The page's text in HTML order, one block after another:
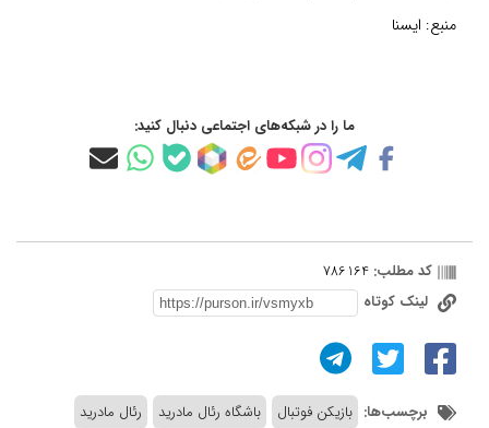
منبع: ایسنا
ما را در شبکه‌های اجتماعی دنبال کنید:
کد مطلب: 786164
لینک کوتاه
برچسب‌ها: بازیکن فوتبال باشگاه رئال مادرید رئال مادرید